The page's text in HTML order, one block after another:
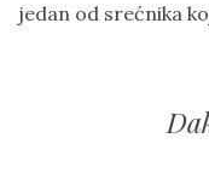
jedan od srećnika